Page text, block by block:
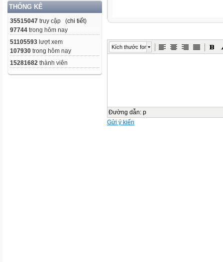
THỐNG KÊ
35515047 truy cập (chi tiết)
97744 trong hôm nay
51105593 lượt xem
107930 trong hôm nay
15281682 thành viên
Kích thước font
Đường dẫn: p
Gửi ý kiến